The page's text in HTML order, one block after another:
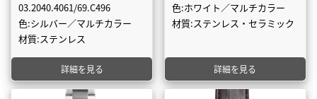
03.2040.4061/69.C496
色:シルバー／マルチカラー
材質:ステンレス
詳細を見る
色:ホワイト／マルチカラー
材質:ステンレス・セラミック
詳細を見る